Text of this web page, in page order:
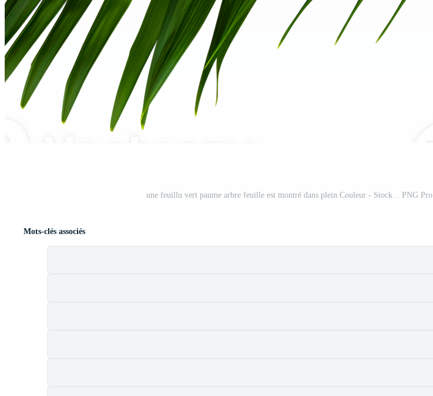
une feuillu vert paume arbre feuille est montré dans plein Couleur - Stock .. PNG Pro
Mots-clés associés